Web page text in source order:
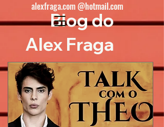
Blog do
Alex Fraga
alexfraga.com @hotmail.com